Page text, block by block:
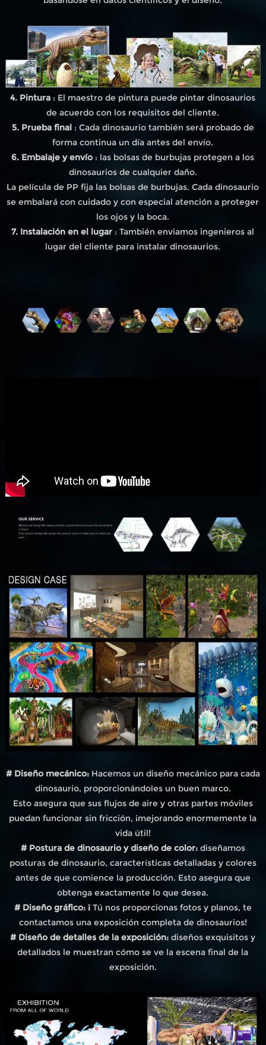
4. Pintura : El maestro de pintura puede pintar dinosaurios
de acuerdo con los requisitos del cliente.
5. Prueba final: Cada dinosaurio también será probado de
forma continua un día antes del envío.
6. Embalaje y envío : las bolsas de burbujas protegen a los
dinosaurios de cualquier daño.
La película de PP fija las bolsas de burbujas. Cada dinosaurio
se embalará con cuidado y con especial atención a proteger
los ojos y la boca.
7. Instalación en el lugar : También enviamos ingenieros al
lugar del cliente para instalar dinosaurios.
# Diseño mecánico:Hacemos un diseño mecánico para cada
dinosaurio, proporcionándoles un buen marco.
Esto asegura que sus flujos de aire y otras partes móviles
puedan funcionar sin fricción, ¡mejorando enormemente la
vida útil!
# Postura de dinosaurio y diseño de color:diseñamos
posturas de dinosaurio, características detalladas y colores
antes de que comience la producción. Esto asegura que
obtenga exactamente lo que desea.
# Diseño gráfico: ¡Tú nos proporcionas fotos y planos, te
contactamos una exposición completa de dinosaurios!
# Diseño de detalles de la exposición: diseños exquisitos y
detallados le muestran cómo se ve la escena final de la
exposición.